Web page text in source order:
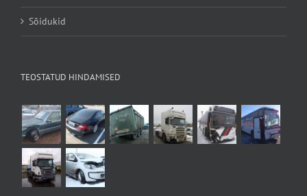
Sõidukid
TEOSTATUD HINDAMISED